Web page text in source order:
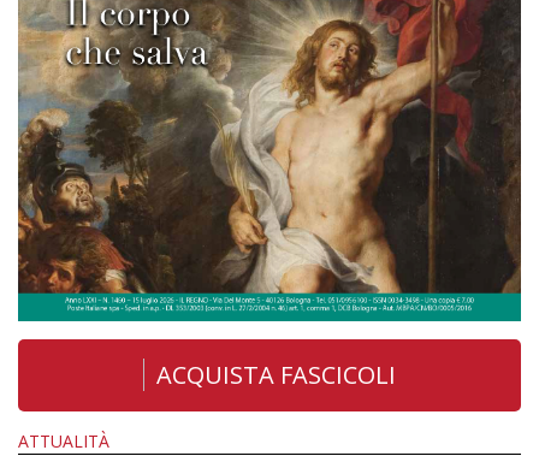
ACQUISTA FASCICOLI
ATTUALITÀ